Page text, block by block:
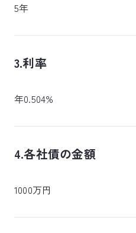
5年
3.利率
年0.504%
4.各社債の金額
1000万円